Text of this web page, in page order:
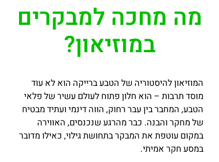
מה מחכה למבקרים
במוזיאון?
המוזיאון להיסטוריה של הטבע ברייקה הוא לא עוד
מוסד תרבות – הוא חלון פתוח לעולם עשיר של פלאי
הטבע, המחבר בין עבר רחוק, הווה דינמי ועתיד מבטיח
של מחקר והבנה. כבר מהרגע שנכנסים, האווירה
במקום עוטפת את המבקר בתחושת גילוי, כאילו מדובר
במסע חקר אמיתי.